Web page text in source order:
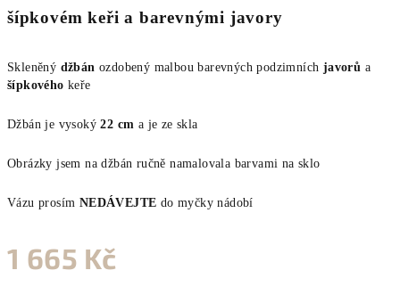
šípkovém keři a barevnými javory
Skleněný džbánozdobený malbou barevných podzimních javorů a
šípkového keře
Džbán je vysoký22 cm a je ze skla
Obrázky jsem na džbán ručně namalovala barvami na sklo
Vázu prosím NEDÁVEJTE do myčky nádobí
1 665 Kč